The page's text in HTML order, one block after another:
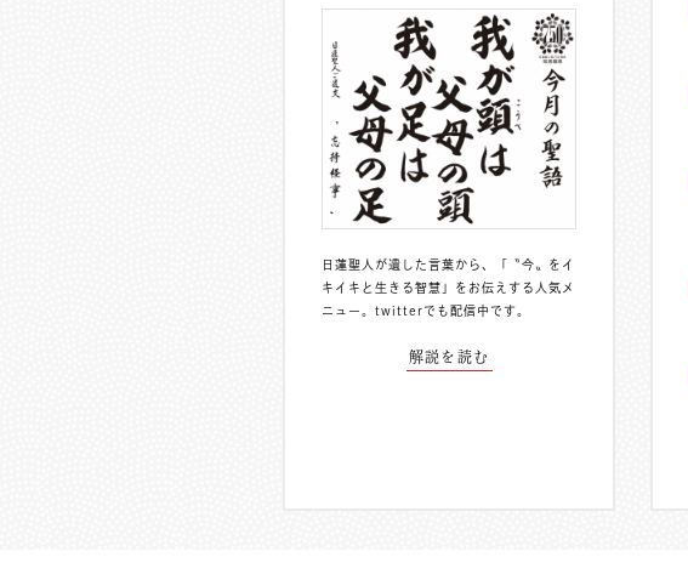
日蓮聖人が遺した言葉から、「〝今〟をイ
キイキと生きる智慧」をお伝えする人気メ
ニュー。 twitterでも配信中 です。
解説を読む